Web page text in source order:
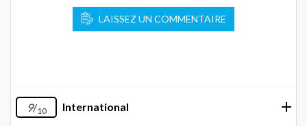
LAISSEZ UN COMMENTAIRE
9/10 International